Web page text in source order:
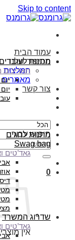
Skip to content
עמוד הבית
הסיפור שלנו
המלצות
מאמרים
צור קשר
חיפוש עבור:
0
אין
מתנות לעובדים
תאריכים
מתנות לחגים
Swag bag
גאד’טים
שדרוג המשרד
גאד’טים